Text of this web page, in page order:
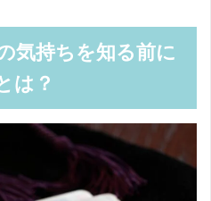
気持ちを知る前に
は？